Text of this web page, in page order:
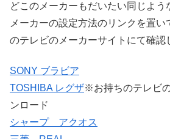
どこのメーカーもだいたい同じよう
メーカーの設定方法のリンクを置
のテレビのメーカーサイトにて確認
SONY ブラビア
TOSHIBA レグザ※お持ちのテレビ
ンロード
シャープ アクオス